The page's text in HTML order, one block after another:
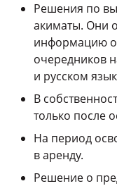
Решения по
акиматы. Они
информацию о
очередников
и русском
В
только после
На период
в аренду.
Решение о